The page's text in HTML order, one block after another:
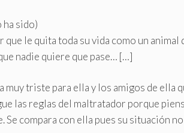
ha sido)
le quita toda su vida como un
nadie quiere que pase… […]
muy triste para ella y los amigos de ella
las reglas del maltratador porque
Se compara con ella pues su situación